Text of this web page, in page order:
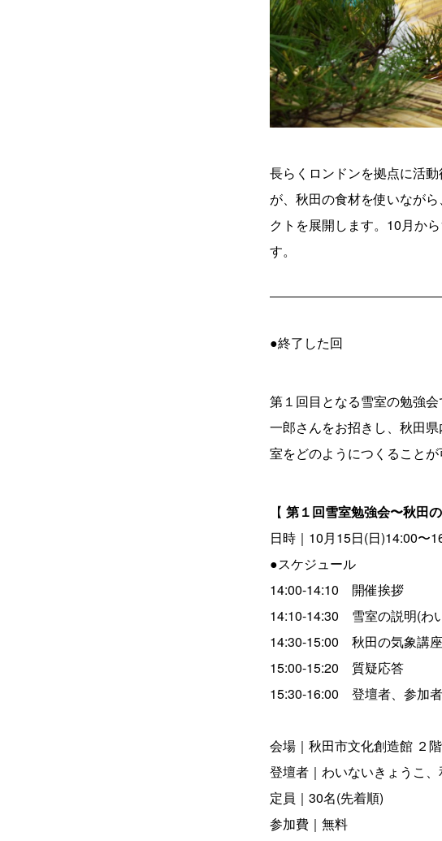
長らくロンドンを拠点に活
が、秋田の食材を使いなが
クトを展開します。10月か
す。
●終了した回
第１回目となる雪室の勉強
一郎さんをお招きし、秋田
室をどのようにつくることが
【 第１回雪室勉強会〜秋田
日時｜10月15日(日)14:00〜
●スケジュール
14:00-14:10 開催挨拶
14:10-14:30 雪室の説明(わ
14:30-15:00 秋田の気象講
15:00-15:20 質疑応答
15:30-16:00 登壇者、参加
会場｜秋田市文化創造館 ２
登壇者｜わいないきょうこ
定員｜30名(先着順)
参加費｜無料